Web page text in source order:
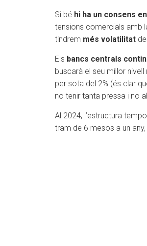
Si bé hi ha un consens
tensions comercials amb
tindrem més volatilitat
Els bancs centrals
buscarà el seu millor
per sota del 2% (és clar
no tenir tanta pressa i no
Al 2024, l’estructura
tram de 6 mesos a un any,